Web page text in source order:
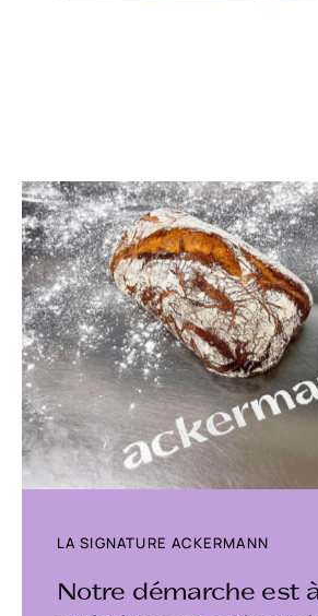
LA SIGNATURE ACKERMANN
Notre démarche est